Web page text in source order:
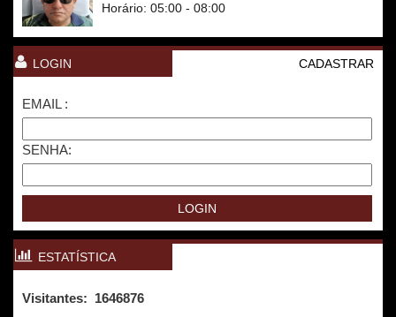
Horário: 05:00 - 08:00
LOGIN CADASTRAR
EMAIL :
SENHA:
ESTATÍSTICA
Visitantes: 1646876